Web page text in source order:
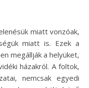
miatt is. Ezek a
megállják a helyüket,
házakról. A foltok,
nemcsak egyedi